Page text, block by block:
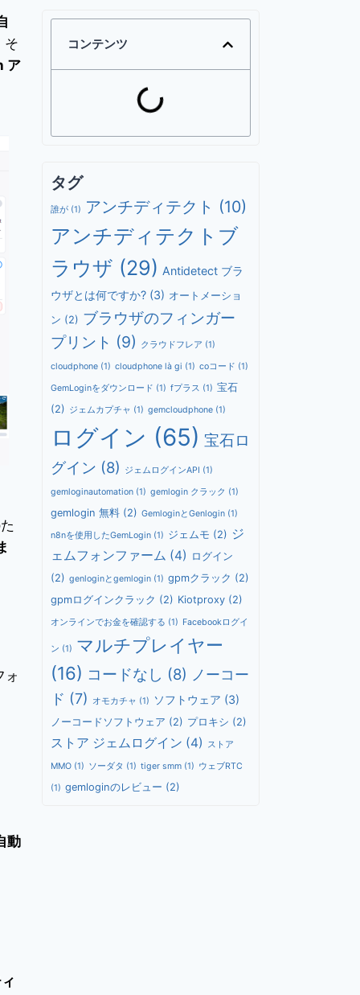
そ
ア
ォ
動
コンテンツ
タグ
誰が(1) アンチディテクト (10)
アンチディテクトブ
ラウザ (29) Antidetect ブラ
ウザとは何ですか?(3) オートメーショ
ン (2) ブラウザのフィンガー
プリント (9) クラウドフレア (1)
cloudphone(1) cloudphone là gi (1) coコード (1)
GemLoginをダウンロード (1) fプラス (1) 宝石
(2) ジェムカプチャ (1) gemcloudphone(1)
ログイン (65) 宝石ロ
グイン (8) ジェムログインAPI (1)
gemloginautomation(1) gemlogin クラック (1)
gemlogin 無料(2) GemloginとGenlogin(1)
n8nを使用したGemLogin(1) ジェムモ (2) ジ
ェムフォンファーム (4) ログイン
(2) genloginとgemlogin(1) gpmクラック (2)
gpmログインクラック (2) Kiotproxy(2)
オンラインでお金を確認する (1) Facebookログイ
ン (1) マルチプレイヤー
(16) コードなし (8) ノーコー
ド (7) オモカチャ (1) ソフトウェア (3)
ノーコードソフトウェア (2) プロキシ (2)
ストア ジェムログイン (4) ストア
MMO(1) ソーダタ (1) tiger smm(1) ウェブRTC
(1) gemloginのレビュー (2)